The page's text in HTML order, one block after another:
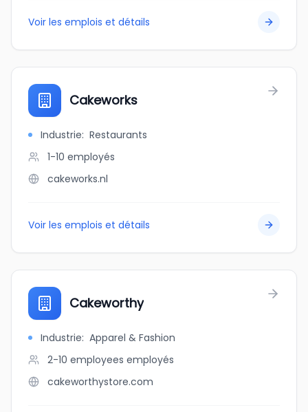
Voir les emplois et détails
Cakeworks
Industrie: Restaurants
1-10 employés
cakeworks.nl
Voir les emplois et détails
Cakeworthy
Industrie: Apparel & Fashion
2-10 employees employés
cakeworthystore.com